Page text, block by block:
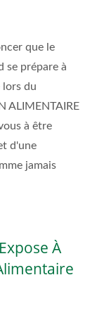
que le
se prépare à
lors du
ALIMENTAIRE
à être
d'une
jamais
À